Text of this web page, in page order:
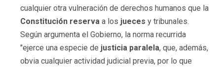
cualquier otra vulneración de derechos humanos que la
Constitución reserva a los jueces y tribunales.
Según argumenta el Gobierno, la norma recurrida
"ejerce una especie de justicia paralela, que, además,
obvia cualquier actividad judicial previa, por lo que